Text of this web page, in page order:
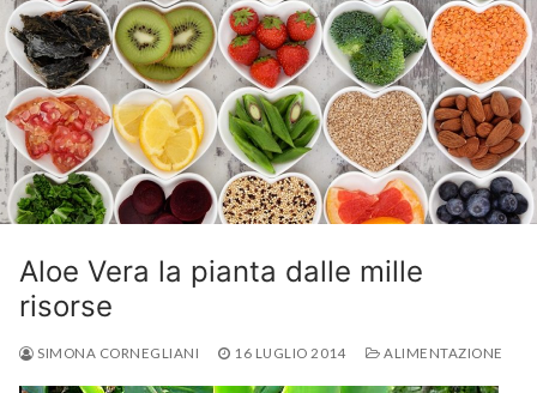
Aloe Vera la pianta dalle mille
risorse
SIMONA CORNEGLIANI 16 LUGLIO 2014 ALIMENTAZIONE